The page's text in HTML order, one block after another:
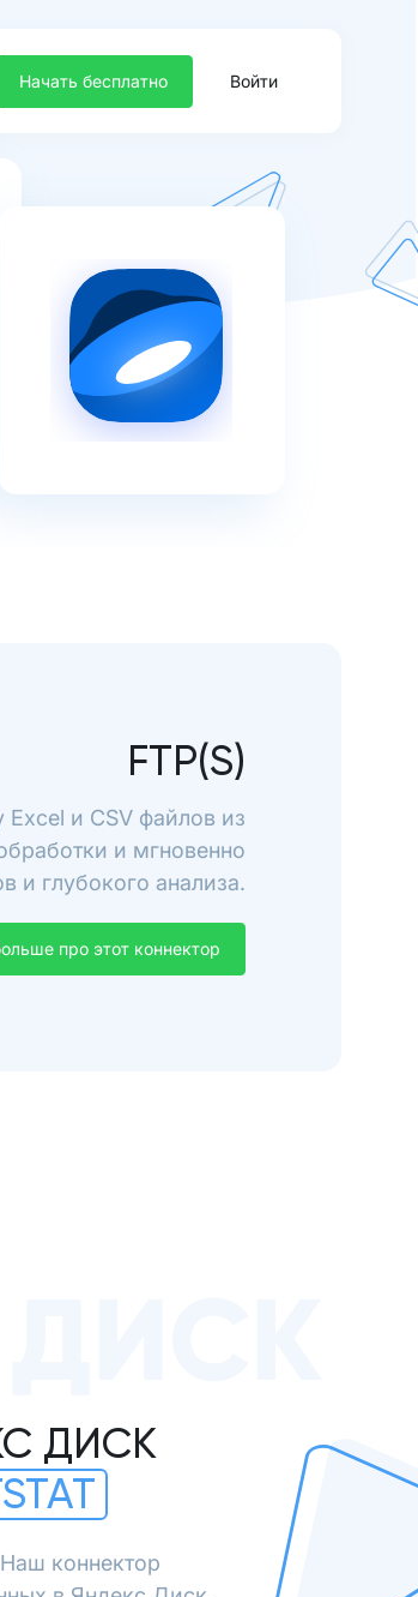
Начать бесплатно Войти
FTP(S)
Excel и CSV файлов из
и мгновенно
и глубокого анализа.
про этот коннектор
ДИСК
коннектор